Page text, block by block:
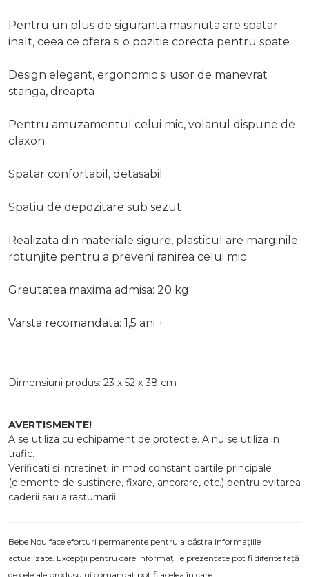
Pentru un plus de siguranta masinuta are spatar
inalt, ceea ce ofera si o pozitie corecta pentru spate
Design elegant, ergonomic si usor de manevrat
stanga, dreapta
Pentru amuzamentul celui mic, volanul dispune de
claxon
Spatar confortabil, detasabil
Spatiu de depozitare sub sezut
Realizata din materiale sigure, plasticul are marginile
rotunjite pentru a preveni ranirea celui mic
Greutatea maxima admisa: 20 kg
Varsta recomandata: 1,5 ani +
Dimensiuni produs: 23 x 52 x 38 cm
AVERTISMENTE!
A se utiliza cu echipament de protectie. A nu se utiliza in
trafic.
Verificati si intretineti in mod constant partile principale
(elemente de sustinere, fixare, ancorare, etc.) pentru evitarea
caderii sau a rasturnarii.
Bebe Nou face eforturi permanente pentru a păstra informațiile
actualizate. Excepții pentru care informațiile prezentate pot fi diferite față
de cele ale produsului comandat pot fi acelea în care